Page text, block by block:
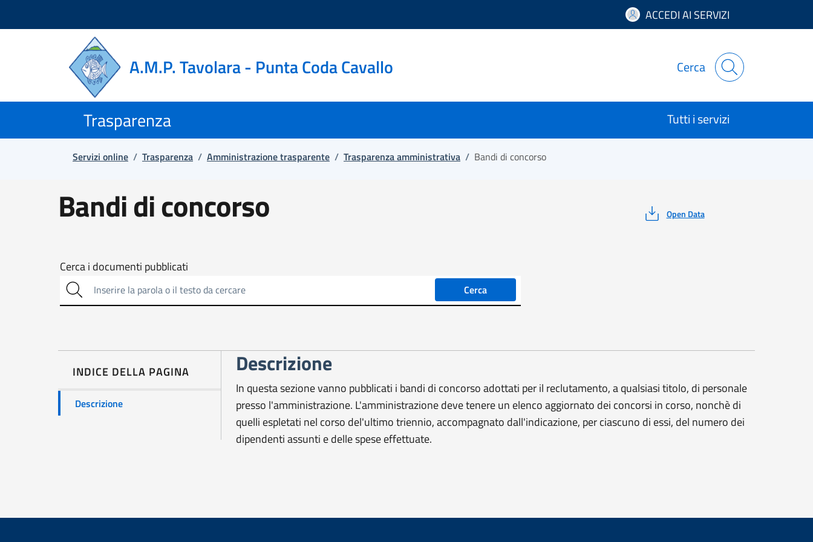
ACCEDI AI SERVIZI
A.M.P. Tavolara - Punta Coda Cavallo Cerca
Trasparenza Tutti i servizi
Servizi online / Trasparenza / Amministrazione trasparente / Trasparenza amministrativa / Bandi di concorso
Bandi di concorso Open Data
Cerca
sull'amministrazione
Cerca i documenti pubblicati
Cerca
INDICE DELLA PAGINA
Descrizione
Descrizione
In questa sezione vanno pubblicati i bandi di concorso adottati per il reclutamento, a qualsiasi titolo, di personale
presso l'amministrazione. L'amministrazione deve tenere un elenco aggiornato dei concorsi in corso, nonchè di
quelli espletati nel corso del'ultimo triennio, accompagnato dall'indicazione, per ciascuno di essi, del numero dei
dipendenti assunti e delle spese effettuate.